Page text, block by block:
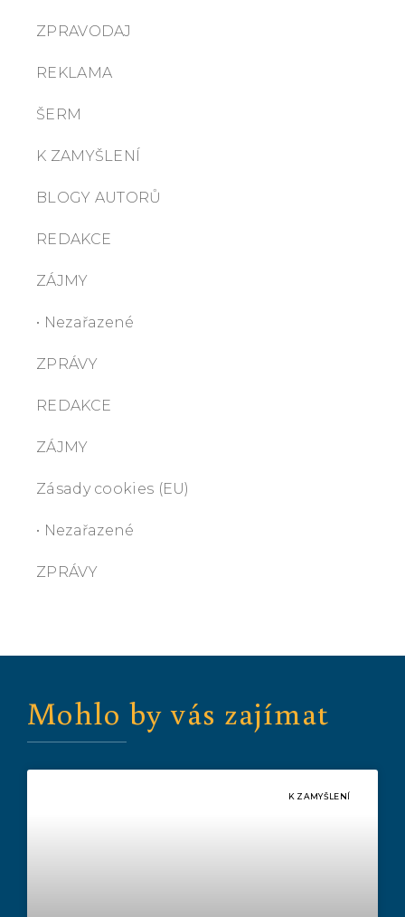
ZPRAVODAJ
REKLAMA
ŠERM
K ZAMYŠLENÍ
BLOGY AUTORŮ
REDAKCE
ZÁJMY
• Nezařazené
ZPRÁVY
REDAKCE
ZÁJMY
Zásady cookies (EU)
• Nezařazené
ZPRÁVY
Mohlo by vás zajímat
K ZAMYŠLENÍ